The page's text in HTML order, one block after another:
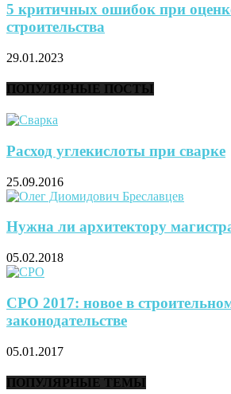
5 критичных ошибок при
строительства
29.01.2023
ПОПУЛЯРНЫЕ ПОСТЫ
Расход углекислоты при сварке
25.09.2016
Нужна ли архитектору
05.02.2018
СРО 2017: новое в
законодательстве
05.01.2017
ПОПУЛЯРНЫЕ ТЕМЫ